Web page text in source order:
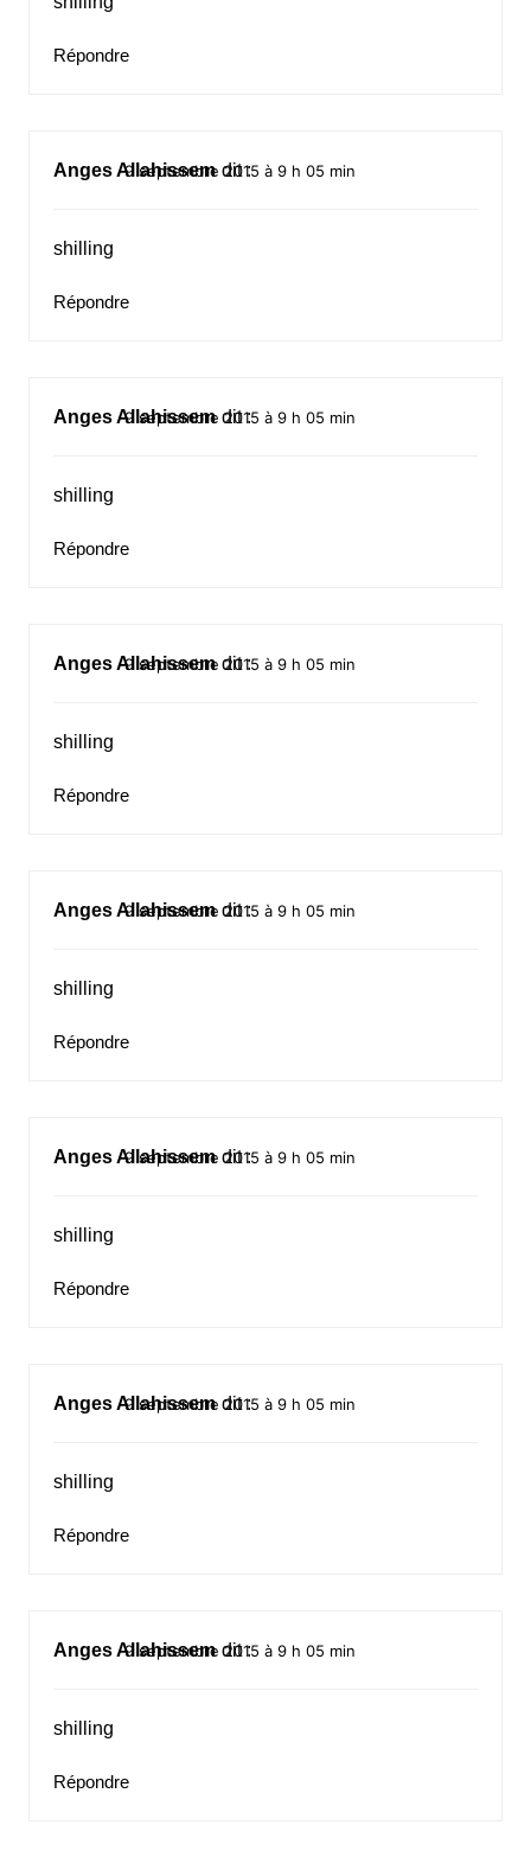
Répondre
Anges Allahissem dit :
9 septembre 2015 à 9 h 05 min
shilling
Répondre
Anges Allahissem dit :
9 septembre 2015 à 9 h 05 min
shilling
Répondre
Anges Allahissem dit :
9 septembre 2015 à 9 h 05 min
shilling
Répondre
Anges Allahissem dit :
9 septembre 2015 à 9 h 05 min
shilling
Répondre
Anges Allahissem dit :
9 septembre 2015 à 9 h 05 min
shilling
Répondre
Anges Allahissem dit :
9 septembre 2015 à 9 h 05 min
shilling
Répondre
Anges Allahissem dit :
9 septembre 2015 à 9 h 05 min
shilling
Répondre